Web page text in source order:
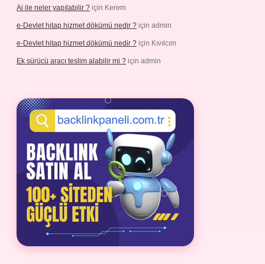
Ai ile neler yapılabilir ? için Kerem
e-Devlet hitap hizmet dökümü nedir ? için admin
e-Devlet hitap hizmet dökümü nedir ? için Kıvılcım
Ek sürücü aracı teslim alabilir mi ? için admin